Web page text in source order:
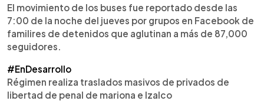
El movimiento de los buses fue reportado desde las
7:00 de la noche del jueves por grupos en Facebook de
familires de detenidos que aglutinan a más de 87,000
seguidores.
#EnDesarrollo
Régimen realiza traslados masivos de privados de
libertad de penal de mariona e Izalco